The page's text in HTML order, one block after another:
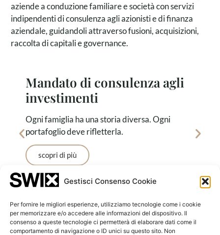
Gestisci Consenso Cookie
Per fornire le migliori esperienze, utilizziamo tecnologie come i cookie
per memorizzare e/o accedere alle informazioni del dispositivo. Il
consenso a queste tecnologie ci permetterà di elaborare dati come il
comportamento di navigazione o ID unici su questo sito. Non
aziende a conduzione familiare e società con servizi
indipendenti di consulenza agli azionisti e di finanza
aziendale, guidandoli attraverso fusioni, acquisizioni,
raccolta di capitali e governance.
Mandato di consulenza agli
investimenti
Ogni famiglia ha una storia diversa. Ogni
portafoglio deve rifletterla.
scopri di più
Rete globale